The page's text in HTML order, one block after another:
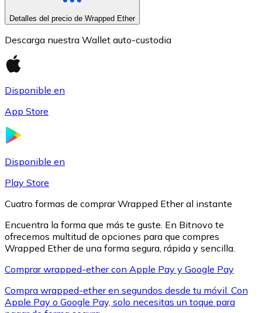
XRP
Detalles del precio de Wrapped Ether
Descarga nuestra Wallet auto-custodia
Disponible en
App Store
Disponible en
Play Store
Cuatro formas de comprar Wrapped Ether al instante
Encuentra la forma que más te guste. En Bitnovo te
ofrecemos multitud de opciones para que compres
Wrapped Ether de una forma segura, rápida y sencilla.
Comprar wrapped-ether con Apple Pay y Google Pay
Compra wrapped-ether en segundos desde tu móvil. Con
Apple Pay o Google Pay, solo necesitas un toque para